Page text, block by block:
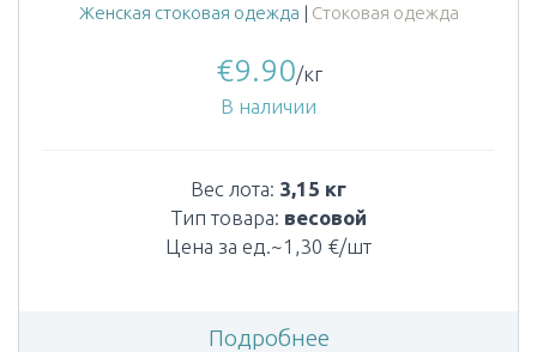
Женская стоковая одежда | Стоковая одежда
€9.90/кг
В наличии
Вес лота: 3,15 кг
Тип товара: весовой
Цена за ед.~1,30 €/шт
Подробнее